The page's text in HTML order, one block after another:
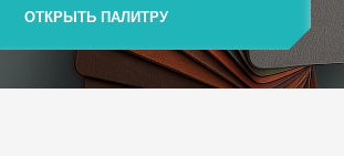
ОТКРЫТЬ ПАЛИТРУ